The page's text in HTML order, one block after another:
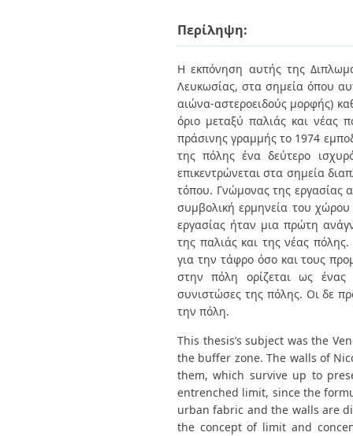
Περίληψη:
Η εκπόνηση αυτής της
Λευκωσίας, στα σημεία όπου
αιώνα-αστεροειδούς μορφής)
όριο μεταξύ παλιάς και νέας
πράσινης γραμμής το 1974
της πόλης ένα δεύτερο
επικεντρώνεται στα σημεία
τόπου. Γνώμονας της εργασίας
συμβολική ερμηνεία του
εργασίας ήταν μια πρώτη
της παλιάς και της νέας
για την τάφρο όσο και τους
στην πόλη ορίζεται ως ένας
συνιστώσες της πόλης. Οι δε
την πόλη.
This thesis’s subject was the
the buffer zone. The walls of
them, which survive up to
entrenched limit, since the
urban fabric and the walls are
the concept of limit and